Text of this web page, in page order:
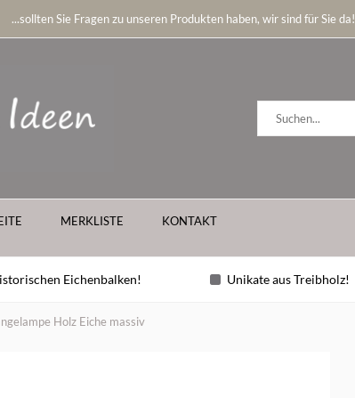
...sollten Sie Fragen zu unseren Produkten haben, wir sind für Sie da!
MERKLISTE KONTAKT
Eichenbalken! Unikate aus Treibholz!
Holz Eiche massiv